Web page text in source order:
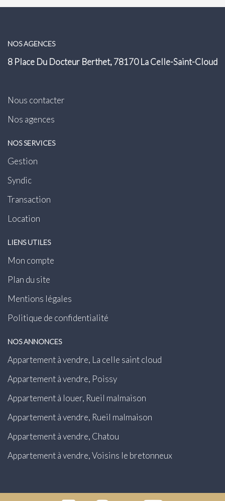
NOS AGENCES
8 Place Du Docteur Berthet, 78170 La Celle-Saint-Cloud
Nous contacter
Nos agences
NOS SERVICES
Gestion
Syndic
Transaction
Location
LIENS UTILES
Mon compte
Plan du site
Mentions légales
Politique de confidentialité
NOS ANNONCES
Appartement à vendre, La celle saint cloud
Appartement à vendre, Poissy
Appartement à louer, Rueil malmaison
Appartement à vendre, Rueil malmaison
Appartement à vendre, Chatou
Appartement à vendre, Voisins le bretonneux